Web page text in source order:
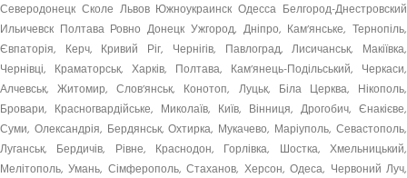
Северодонецк Сколе Львов Южноукраинск Одесса Белгород-Днестровский
Ильичевск Полтава Ровно Донецк Ужгород, Дніпро, Кам’янське, Тернопіль,
Євпаторія, Керч, Кривий Ріг, Чернігів, Павлоград, Лисичанськ, Макіївка,
Чернівці, Краматорськ, Харків, Полтава, Кам’янець-Подільський, Черкаси,
Алчевськ, Житомир, Слов’янськ, Конотоп, Луцьк, Біла Церква, Нікополь,
Бровари, Красногвардійське, Миколаїв, Київ, Вінниця, Дрогобич, Єнакієве,
Суми, Олександрія, Бердянськ, Охтирка, Мукачево, Маріуполь, Севастополь,
Луганськ, Бердичів, Рівне, Краснодон, Горлівка, Шостка, Хмельницький,
Мелітополь, Умань, Сімферополь, Стаханов, Херсон, Одеса, Червоний Луч,